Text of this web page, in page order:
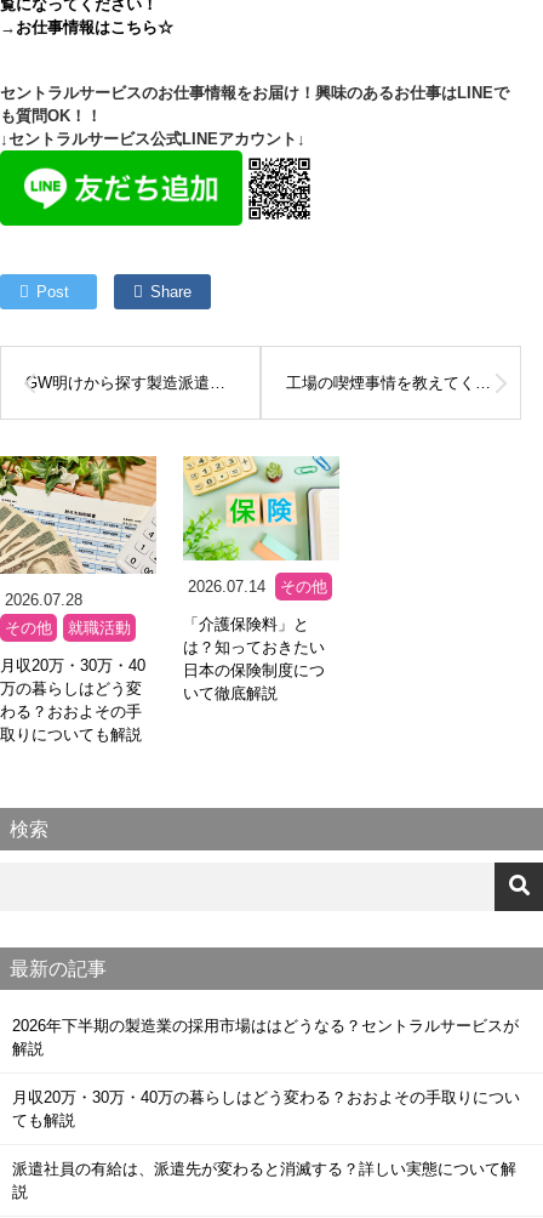
覧になってください！
→ お仕事情報はこちら☆
セントラルサービスのお仕事情報をお届け！興味のあるお仕事はLINEで
も質問OK！！
↓セントラルサービス公式LINEアカウント↓
Post Share
GW明けから探す製造派遣。どのようなポイントに気を付けるべき？ 工場の喫煙事情を教えてください！マナーやＮＧ行為を解説
2026.07.28
その他
就職活動
月収20万・30万・40
万の暮らしはどう変
わる？おおよその手
取りについても解説
2026.07.14 その他
「介護保険料」と
は？知っておきたい
日本の保険制度につ
いて徹底解説
検索
最新の記事
2026年下半期の製造業の採用市場ははどうなる？セントラルサービスが
解説
月収20万・30万・40万の暮らしはどう変わる？おおよその手取りについ
ても解説
派遣社員の有給は、派遣先が変わると消滅する？詳しい実態について解
説